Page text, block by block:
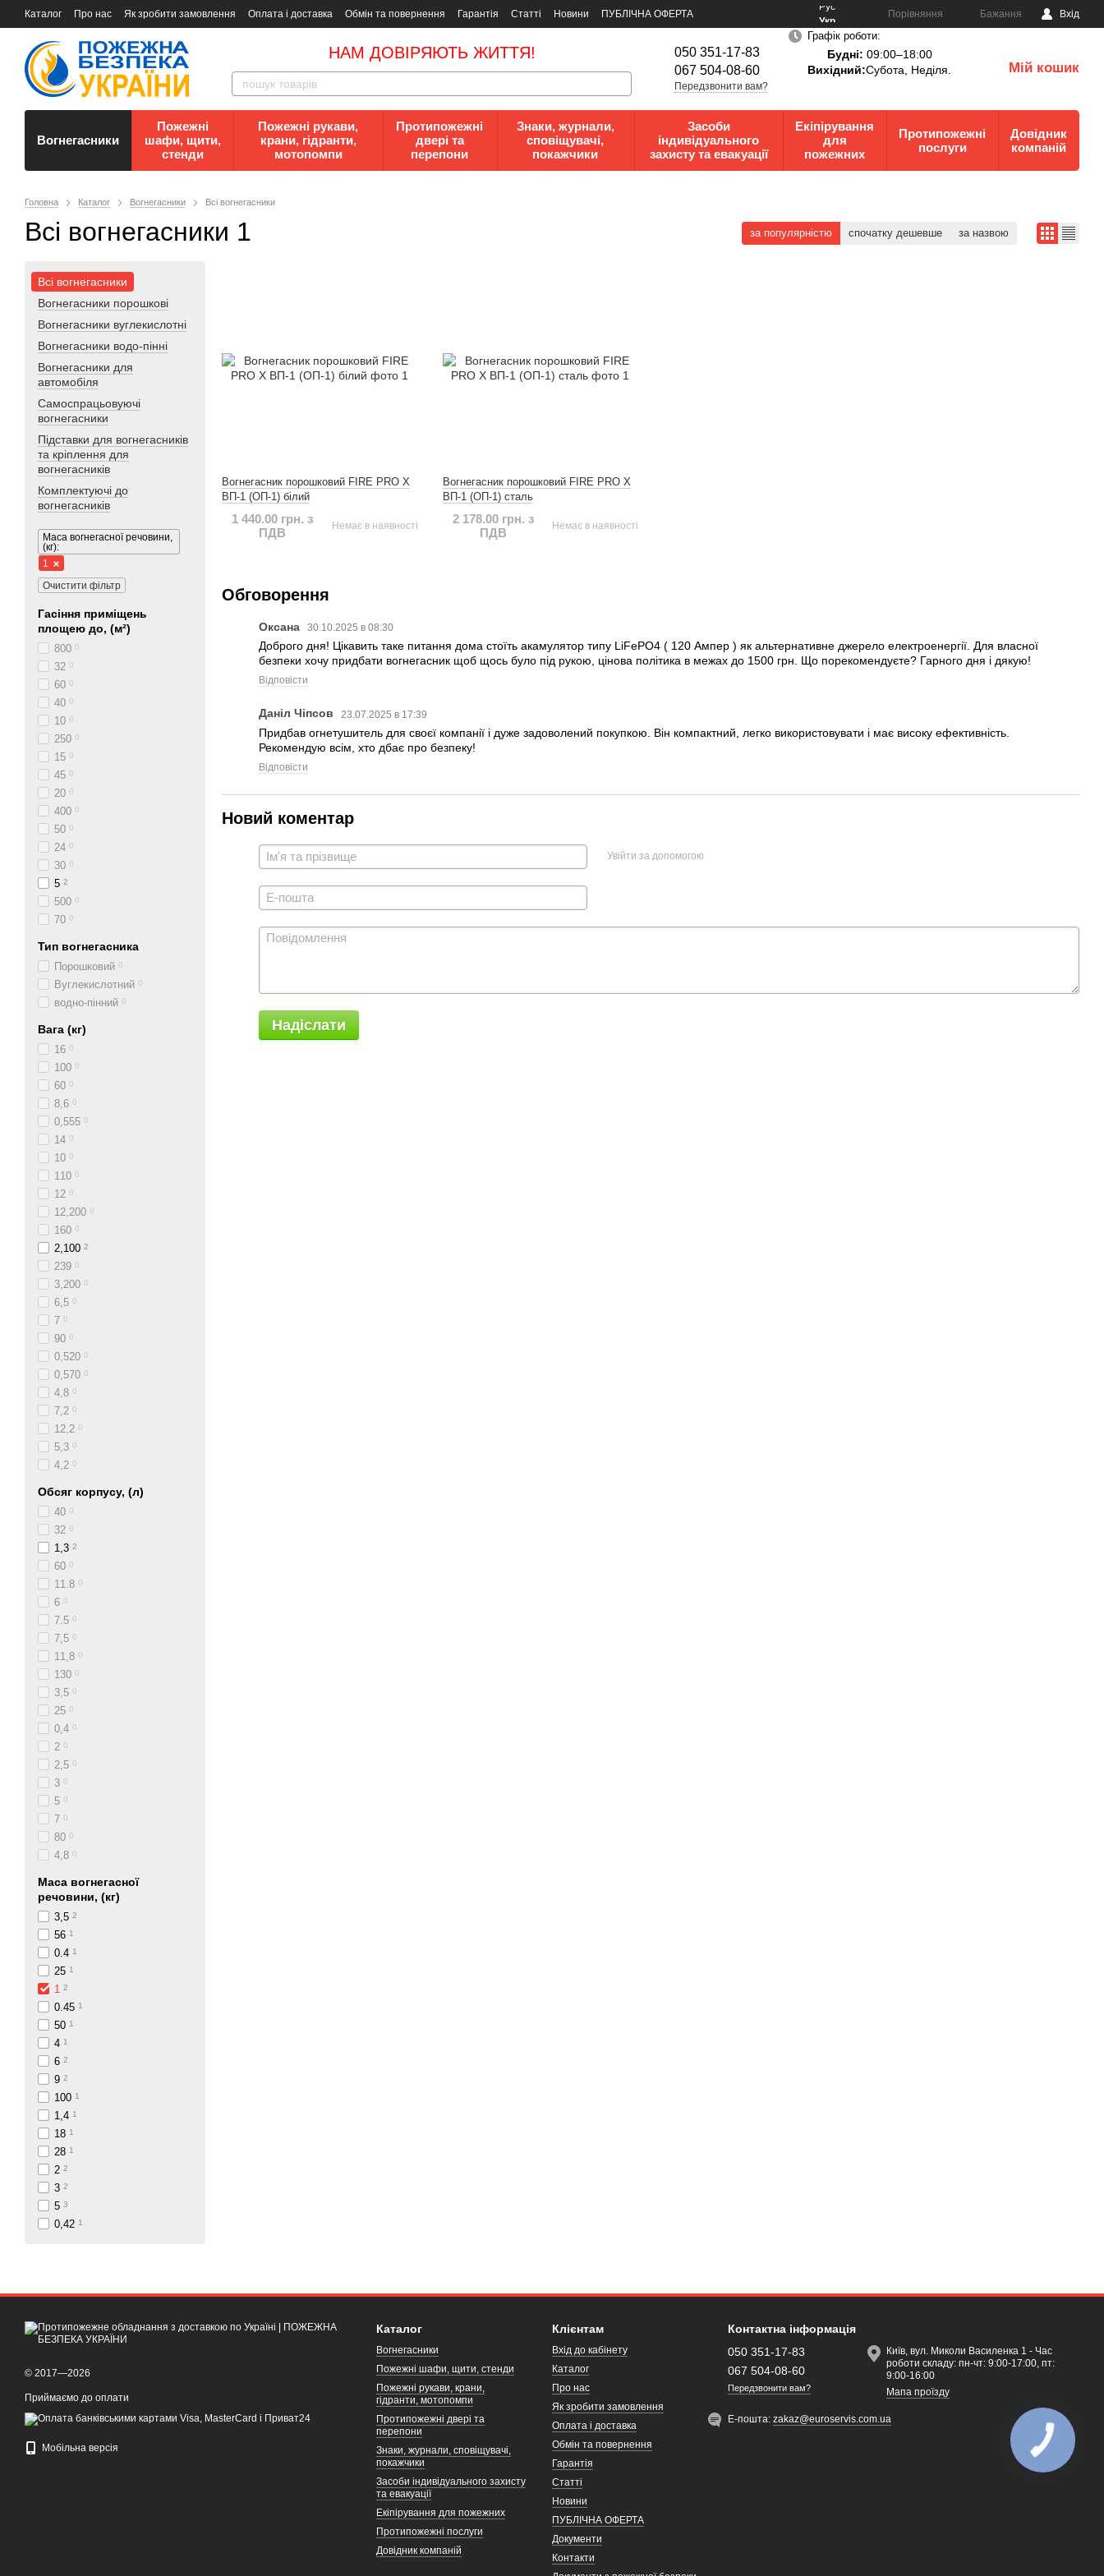
Каталог Про нас Як зробити замовлення Оплата і доставка Обмін та повернення Гарантія Статті Новини
ПУБЛІЧНА ОФЕРТА
Документи
Контакти Документи з пожежної безпеки
Рус
Укр
Порівняння Бажання Вхід
НАМ ДОВІРЯЮТЬ ЖИТТЯ!
050 351-17-83
067 504-08-60
Передзвонити вам?
Графік роботи:
Будні: 09:00–18:00
Вихідний:Субота, Неділя. Мій кошик
Вогнегасники
Пожежні
шафи, щити,
стенди
Пожежні рукави,
крани, гідранти,
мотопомпи
Протипожежні
двері та
перепони
Знаки, журнали,
сповіщувачі,
покажчики
Засоби
індивідуального
захисту та евакуації
Екіпірування
для
пожежних
Протипожежні
послуги
Довідник
компаній
Головна Каталог Вогнегасники Всі вогнегасники
Всі вогнегасники 1 за популярністю спочатку дешевше за назвою
Вогнегасник порошковий FIRE PRO X
ВП-1 (ОП-1) білий
1 440.00 грн. з
ПДВ
Немає в наявності
Вогнегасник порошковий FIRE PRO X
ВП-1 (ОП-1) сталь
2 178.00 грн. з
ПДВ
Немає в наявності
Обговорення
Оксана 30.10.2025 в 08:30
Доброго дня! Цікавить таке питання дома стоїть акамулятор типу LiFePO4 ( 120 Ампер ) як альтернативне джерело електроенергії. Для власної
безпеки хочу придбати вогнегасник щоб щось було під рукою, цінова політика в межах до 1500 грн. Що порекомендуєте? Гарного дня і дякую!
Відповісти
Даніл Чіпсов 23.07.2025 в 17:39
Придбав огнетушитель для своєї компанії і дуже задоволений покупкою. Він компактний, легко використовувати і має високу ефективність.
Рекомендую всім, хто дбає про безпеку!
Відповісти
Новий коментар
Увійти за допомогою
Надіслати
Всі вогнегасники
Вогнегасники порошкові
Вогнегасники вуглекислотні
Вогнегасники водо-пінні
Вогнегасники для
автомобіля
Самоспрацьовуючі
вогнегасники
Підставки для вогнегасників
та кріплення для
вогнегасників
Комплектуючі до
вогнегасників
Маса вогнегасної речовини,
(кг):
1
Очистити фільтр
Гасіння приміщень
площею до, (м²)
800 0
32 0
60 0
40 0
10 0
250 0
15 0
45 0
20 0
400 0
50 0
24 0
30 0
5 2
500 0
70 0
Тип вогнегасника
Порошковий 0
Вуглекислотний 0
водно-пінний 0
Вага (кг)
16 0
100 0
60 0
8,6 0
0,555 0
14 0
10 0
110 0
12 0
12,200 0
160 0
2,100 2
239 0
3,200 0
6,5 0
7 0
90 0
0,520 0
0,570 0
4,8 0
7,2 0
12,2 0
5,3 0
4,2 0
Обсяг корпусу, (л)
40 0
32 0
1,3 2
60 0
11.8 0
6 0
7.5 0
7,5 0
11,8 0
130 0
3,5 0
25 0
0,4 0
2 0
2,5 0
3 0
5 0
7 0
80 0
4,8 0
Маса вогнегасної
речовини, (кг)
3,5 2
56 1
0.4 1
25 1
1 2
0.45 1
50 1
4 1
6 2
9 2
100 1
1,4 1
18 1
28 1
2 2
3 2
5 3
0,42 1
© 2017—2026
Приймаємо до оплати
Мобільна версія
Каталог
Вогнегасники
Пожежні шафи, щити, стенди
Пожежні рукави, крани,
гідранти, мотопомпи
Протипожежні двері та
перепони
Знаки, журнали, сповіщувачі,
покажчики
Засоби індивідуального захисту
та евакуації
Екіпірування для пожежних
Протипожежні послуги
Довідник компаній
Клієнтам
Вхід до кабінету
Каталог
Про нас
Як зробити замовлення
Оплата і доставка
Обмін та повернення
Гарантія
Статті
Новини
ПУБЛІЧНА ОФЕРТА
Документи
Контакти
Контактна інформація
050 351-17-83
067 504-08-60
Передзвонити вам?
Київ, вул. Миколи Василенка 1 - Час
роботи складу: пн-чт: 9:00-17:00, пт:
9:00-16:00
Мапа проїзду
Е-пошта:zakaz@euroservis.com.ua